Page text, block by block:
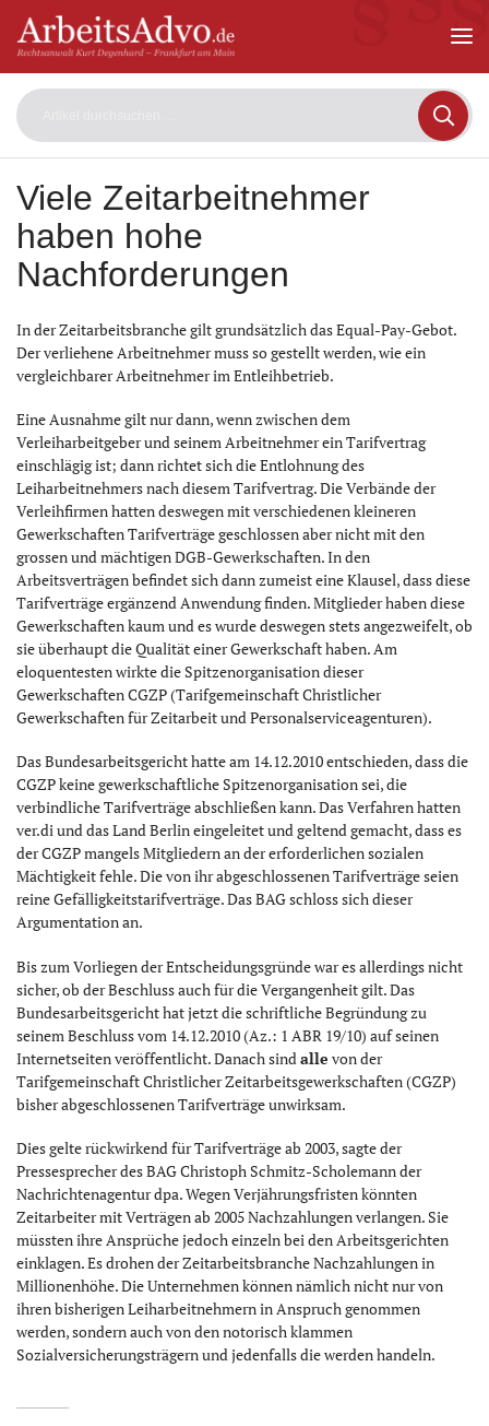
Kurt
Main
Viele Zeitarbeitnehmer
haben hohe
Nachforderungen
In der Zeitarbeitsbranche gilt grundsätzlich das Equal-Pay-Gebot.
Der verliehene Arbeitnehmer muss so gestellt werden, wie ein
vergleichbarer Arbeitnehmer im Entleihbetrieb.
Eine Ausnahme gilt nur dann, wenn zwischen dem
Verleiharbeitgeber und seinem Arbeitnehmer ein Tarifvertrag
einschlägig ist; dann richtet sich die Entlohnung des
Leiharbeitnehmers nach diesem Tarifvertrag. Die Verbände der
Verleihfirmen hatten deswegen mit verschiedenen kleineren
Gewerkschaften Tarifverträge geschlossen aber nicht mit den
grossen und mächtigen DGB-Gewerkschaften. In den
Arbeitsverträgen befindet sich dann zumeist eine Klausel, dass diese
Tarifverträge ergänzend Anwendung finden. Mitglieder haben diese
Gewerkschaften kaum und es wurde deswegen stets angezweifelt, ob
sie überhaupt die Qualität einer Gewerkschaft haben. Am
eloquentesten wirkte die Spitzenorganisation dieser
Gewerkschaften CGZP (Tarifgemeinschaft Christlicher
Gewerkschaften für Zeitarbeit und Personalserviceagenturen).
Das Bundesarbeitsgericht hatte am 14.12.2010 entschieden, dass die
CGZP keine gewerkschaftliche Spitzenorganisation sei, die
verbindliche Tarifverträge abschließen kann. Das Verfahren hatten
ver.di und das Land Berlin eingeleitet und geltend gemacht, dass es
der CGZP mangels Mitgliedern an der erforderlichen sozialen
Mächtigkeit fehle. Die von ihr abgeschlossenen Tarifverträge seien
reine Gefälligkeitstarifverträge. Das BAG schloss sich dieser
Argumentation an.
Bis zum Vorliegen der Entscheidungsgründe war es allerdings nicht
sicher, ob der Beschluss auch für die Vergangenheit gilt. Das
Bundesarbeitsgericht hat jetzt die schriftliche Begründung zu
seinem Beschluss vom 14.12.2010 (Az.: 1 ABR 19/10) auf seinen
Internetseiten veröffentlicht. Danach sind alle von der
Tarifgemeinschaft Christlicher Zeitarbeitsgewerkschaften (CGZP)
bisher abgeschlossenen Tarifverträge unwirksam.
Dies gelte rückwirkend für Tarifverträge ab 2003, sagte der
Pressesprecher des BAG Christoph Schmitz-Scholemann der
Nachrichtenagentur dpa. Wegen Verjährungsfristen könnten
Zeitarbeiter mit Verträgen ab 2005 Nachzahlungen verlangen. Sie
müssten ihre Ansprüche jedoch einzeln bei den Arbeitsgerichten
einklagen. Es drohen der Zeitarbeitsbranche Nachzahlungen in
Millionenhöhe. Die Unternehmen können nämlich nicht nur von
ihren bisherigen Leiharbeitnehmern in Anspruch genommen
werden, sondern auch von den notorisch klammen
Sozialversicherungsträgern und jedenfalls die werden handeln.